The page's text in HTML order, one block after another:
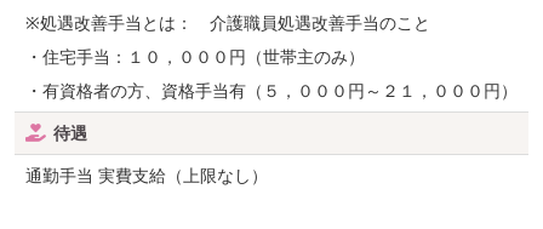
※処遇改善手当とは： 介護職員処遇改善手当のこと
・住宅手当：１０，０００円（世帯主のみ）
・有資格者の方、資格手当有（５，０００円～２１，０００円）
待遇
通勤手当 実費支給（上限なし）